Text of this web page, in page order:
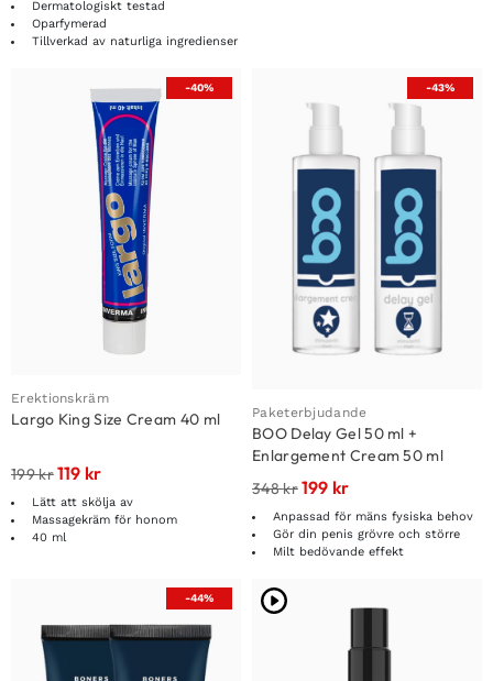
Dermatologiskt testad
Oparfymerad
Tillverkad av naturliga ingredienser
-40%
Erektionskräm
Largo King Size Cream 40 ml
199kr119 kr
Lätt att skölja av
Massagekräm för honom
40 ml
-43%
Paketerbjudande
BOO Delay Gel 50 ml +
Enlargement Cream 50 ml
348kr199 kr
Anpassad för mäns fysiska behov
Gör din penis grövre och större
Milt bedövande effekt
-44%